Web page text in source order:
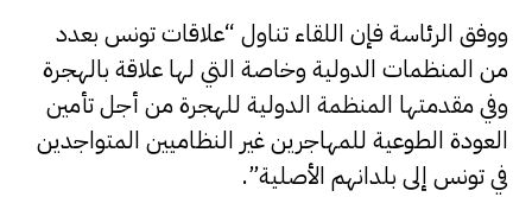
ووفق الرئاسة فإن اللقاء تناول “علاقات تونس بعدد
من المنظمات الدولية وخاصة التي لها علاقة بالهجرة
وفي مقدمتها المنظمة الدولية للهجرة من أجل تأمين
العودة الطوعية للمهاجرين غير النظاميين المتواجدين
في تونس إلى بلدانهم الأصلية”.